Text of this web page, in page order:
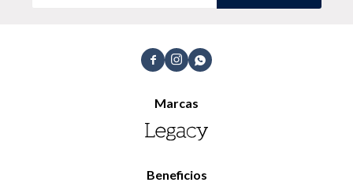
  
Marcas
Beneficios
Accesorios